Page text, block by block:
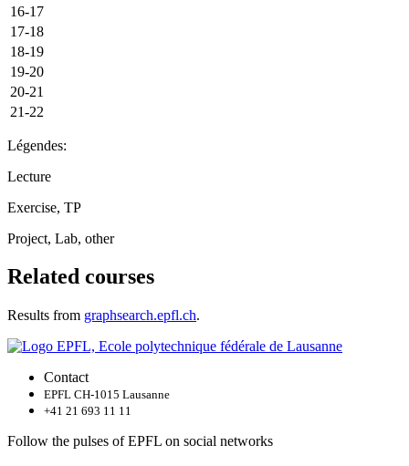
16-17
17-18
18-19
19-20
20-21
21-22
Légendes:
Lecture
Exercise, TP
Project, Lab, other
Related courses
Results from graphsearch.epfl.ch.
Contact
EPFL CH-1015 Lausanne
+41 21 693 11 11
Follow the pulses of EPFL on social networks